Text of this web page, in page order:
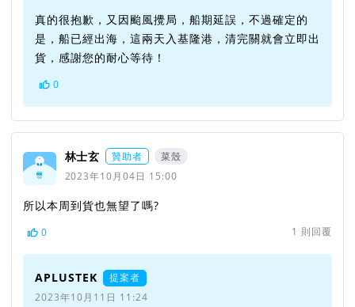
真的很抱歉，又因颱風攪局，船期延誤，不過確定的
是，船已經出海，這兩天入基隆港，清完關就會立即出
貨，感謝您的耐心等待！
0
林士玄 贊助者
菜殼
2023年10月04日 15:00
所以本周到貨也無望了嗎?
0 1 則回覆
APLUSTEK
提案者
2023年10月11日 11:24